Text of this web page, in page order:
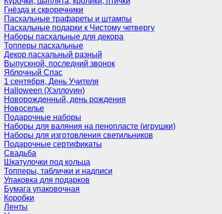
Гнёзда и скворечники
Пасхальные трафареты и штампы
Пасхальные подарки к Чистому четвергу
Наборы пасхальные для декора
Топперы пасхальные
Декор пасхальный разный
Выпускной, последний звонок
Яблочный Спас
1 сентября, День Учителя
Halloween (Хэллоуин)
Новорожденный, день рождения
Новоселье
Подарочные наборы
Наборы для валяния на пенопласте (игрушки)
Наборы для изготовления светильников
Подарочные сертификаты
Свадьба
Шкатулочки под кольца
Топперы, таблички и надписи
Упаковка для подарков
Бумага упаковочная
Коробки
Ленты